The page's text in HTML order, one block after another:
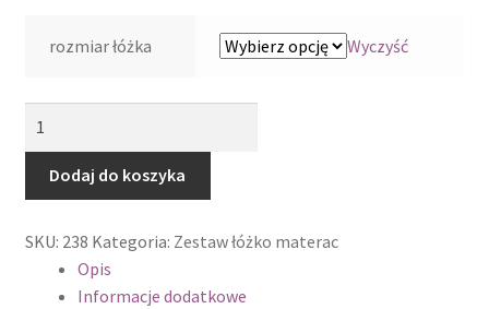
Sklep
Sklep internetowy jak rozkręcić?
Zamówienie
550,00 zł
rozmiar łóżka Wyczyść
łóżko
ALANO
KIESZENIOWY
VERONA
Dodaj do koszyka
SKU: 238 Kategoria: Zestaw łóżko materac
Opis
Informacje dodatkowe